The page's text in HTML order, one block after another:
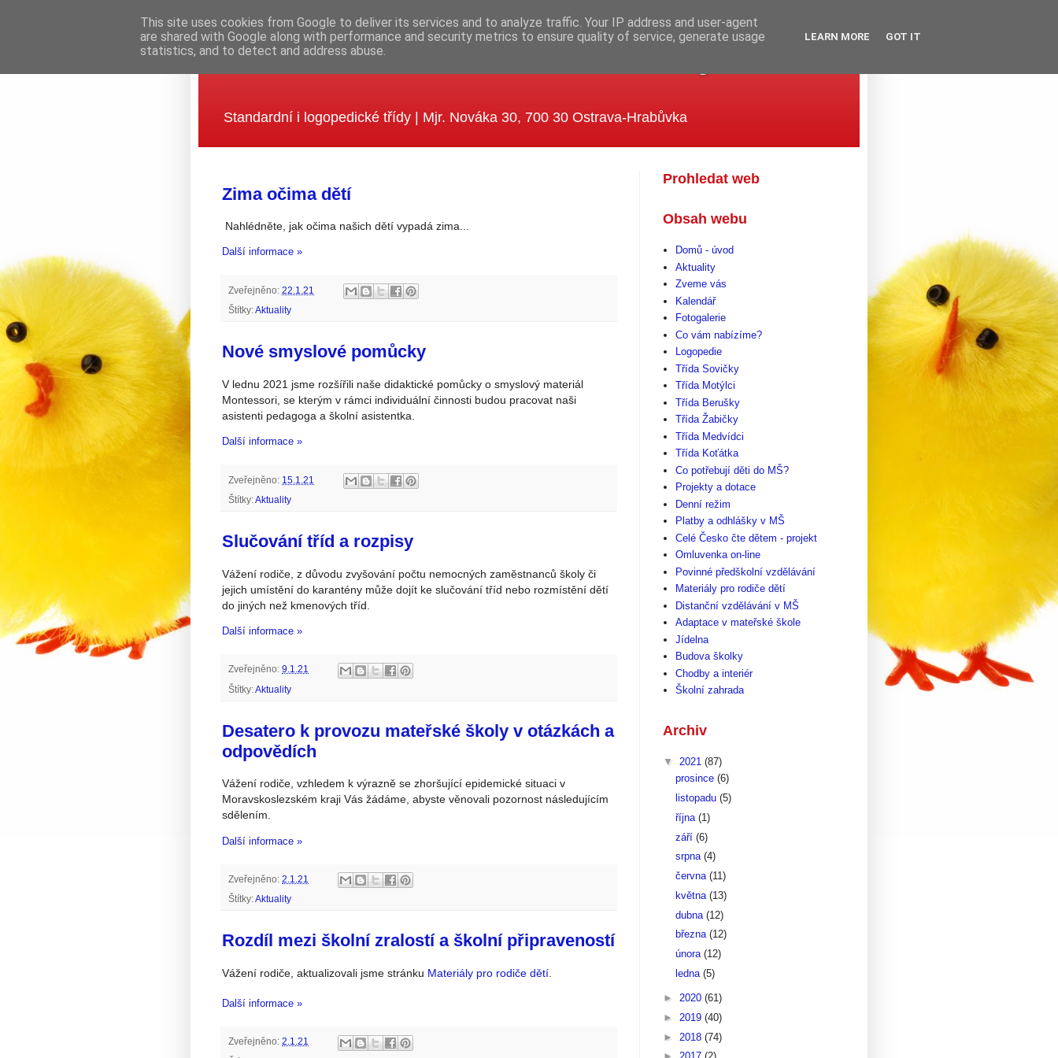
Mateřská škola MUDr. Emílie Lukášové a Klegova
Standardní i logopedické třídy | Mjr. Nováka 30, 700 30 Ostrava-Hrabůvka
Zima očima dětí
Nahlédněte, jak očima našich dětí vypadá zima...
Další informace »
Zveřejněno: 22.1.21
Štítky:Aktuality
Nové smyslové pomůcky
V lednu 2021 jsme rozšířili naše didaktické pomůcky o smyslový materiál
Montessori, se kterým v rámci individuální činnosti budou pracovat naši
asistenti pedagoga a školní asistentka.
Další informace »
Zveřejněno: 15.1.21
Štítky:Aktuality
Slučování tříd a rozpisy
Vážení rodiče, z důvodu zvyšování počtu nemocných zaměstnanců školy či
jejich umístění do karantény může dojít ke slučování tříd nebo rozmístění dětí
do jiných než kmenových tříd.
Další informace »
Zveřejněno: 9.1.21
Štítky:Aktuality
Desatero k provozu mateřské školy v otázkách a
odpovědích
Vážení rodiče, vzhledem k výrazně se zhoršující epidemické situaci v
Moravskoslezském kraji Vás žádáme, abyste věnovali pozornost následujícím
sdělením.
Další informace »
Zveřejněno: 2.1.21
Štítky:Aktuality
Rozdíl mezi školní zralostí a školní připraveností
Vážení rodiče, aktualizovali jsme stránku Materiály pro rodiče dětí
Další informace »
Zveřejněno: 2.1.21
Prohledat web
Obsah webu
Domů - úvod
Aktuality
Zveme vás
Kalendář
Fotogalerie
Co vám nabízíme?
Logopedie
Třída Sovičky
Třída Motýlci
Třída Berušky
Třída Žabičky
Třída Medvídci
Třída Koťátka
Co potřebují děti do MŠ?
Projekty a dotace
Denní režim
Platby a odhlášky v MŠ
Celé Česko čte dětem - projekt
Omluvenka on-line
Povinné předškolní vzdělávání
Materiály pro rodiče dětí
Distanční vzdělávání v MŠ
Adaptace v mateřské škole
Jídelna
Budova školky
Chodby a interiér
Školní zahrada
Archiv
▼ 2021 (87)
prosince (6)
listopadu (5)
října (1)
září (6)
srpna (4)
června (11)
května (13)
dubna (12)
března (12)
února (12)
ledna (5)
► 2020 (61)
► 2019 (40)
► 2018 (74)
This site uses cookies from Google to deliver its services and to analyze traffic. Your IP address and user-agent
are shared with Google along with performance and security metrics to ensure quality of service, generate usage
statistics, and to detect and address abuse.
LEARN MORE GOT IT